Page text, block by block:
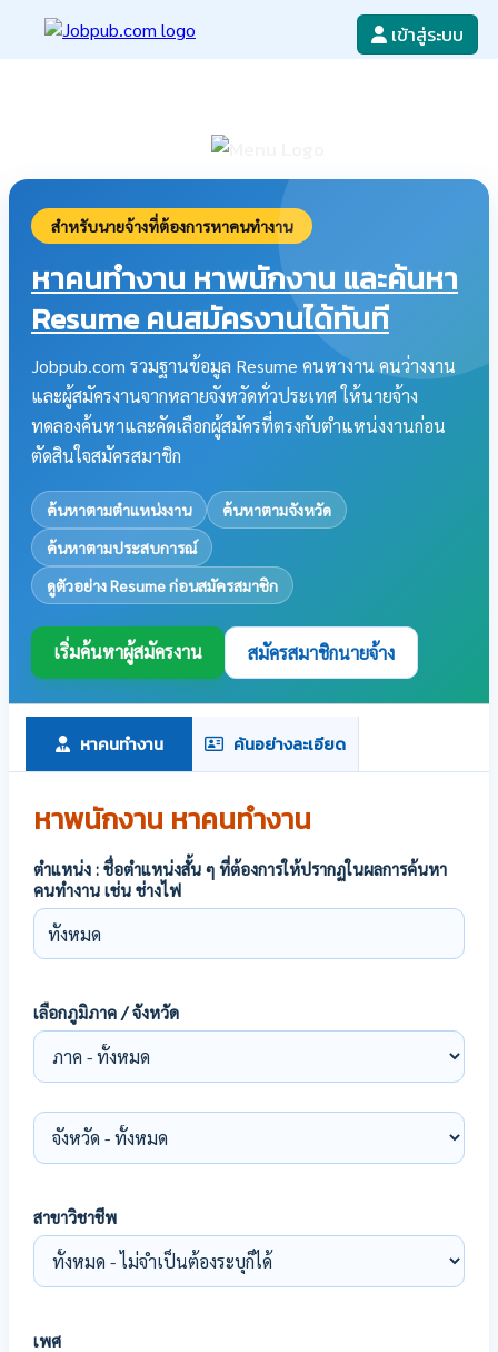
เข้าสู่ระบบ
สำหรับนายจ้างที่ต้องการหาคนทำงาน
หาคนทำงาน หาพนักงาน และค้นหา
Resume คนสมัครงานได้ทันที
Jobpub.com รวมฐานข้อมูล Resume คนหางาน คนว่างงาน
และผู้สมัครงานจากหลายจังหวัดทั่วประเทศ ให้นายจ้าง
ทดลองค้นหาและคัดเลือกผู้สมัครที่ตรงกับตำแหน่งงานก่อน
ตัดสินใจสมัครสมาชิก
ค้นหาตามตำแหน่งงาน
ค้นหาตามจังหวัด
ค้นหาตามประสบการณ์
ดูตัวอย่าง Resume ก่อนสมัครสมาชิก
เริ่มค้นหาผู้สมัครงาน สมัครสมาชิกนายจ้าง
หาคนทำงาน ค้นอย่างละเอียด
หาพนักงาน หาคนทำงาน
ตำแหน่ง : ชื่อตำแหน่งสั้น ๆ ที่ต้องการให้ปรากฏในผลการค้นหา
คนทำงาน เช่น ช่างไฟ
เลือกภูมิภาค / จังหวัด
สาขาวิชาชีพ
เพศ